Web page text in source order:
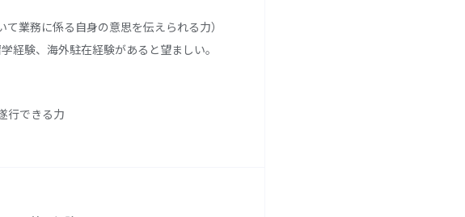
業務に係る自身の意思を伝えられる力）
験、海外駐在経験があると望ましい。
行できる力